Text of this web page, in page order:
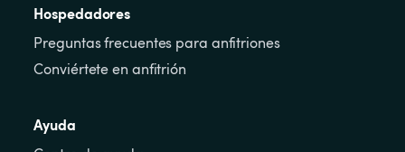
Hospedadores
Preguntas frecuentes para anfitriones
Conviértete en anfitrión
Ayuda